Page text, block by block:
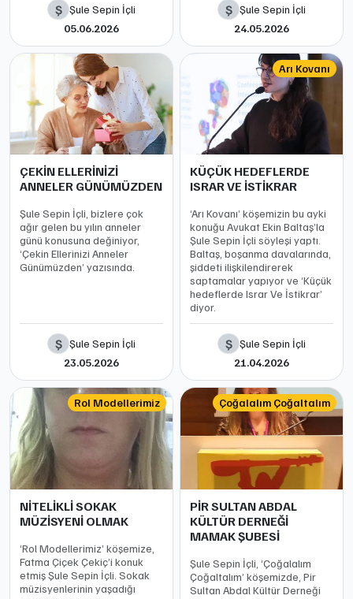
Ş Şule Sepin İçli
05.06.2026
Ş Şule Sepin İçli
24.05.2026
ÇEKİN ELLERİNİZİ
ANNELER GÜNÜMÜZDEN
Şule Sepin İçli, bizlere çok
ağır gelen bu yılın anneler
günü konusuna değiniyor,
‘Çekin Ellerinizi Anneler
Günümüzden’ yazısında.
Ş Şule Sepin İçli
23.05.2026
Arı Kovanı
KÜÇÜK HEDEFLERDE
ISRAR VE İSTİKRAR
‘Arı Kovanı’ köşemizin bu ayki
konuğu Avukat Ekin Baltaş’la
Şule Sepin İçli söyleşi yaptı.
Baltaş, boşanma davalarında,
şiddeti ilişkilendirerek
saptamalar yapıyor ve ‘Küçük
hedeflerde Israr Ve İstikrar’
diyor.
Ş Şule Sepin İçli
21.04.2026
Rol Modellerimiz
NİTELİKLİ SOKAK
MÜZİSYENİ OLMAK
‘Rol Modellerimiz’ köşemize,
Fatma Çiçek Çekiç’i konuk
etmiş Şule Sepin İçli. Sokak
müzisyenlerinin yaşadığı
Çoğalalım Çoğaltalım
PİR SULTAN ABDAL
KÜLTÜR DERNEĞİ
MAMAK ŞUBESİ
Şule Sepin İçli, ‘Çoğalalım
Çoğaltalım’ köşemizde, Pir
Sultan Abdal Kültür Derneği